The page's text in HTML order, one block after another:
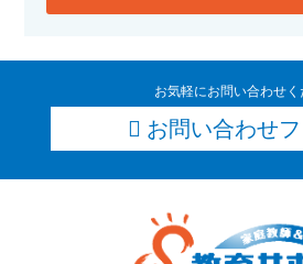
お気軽にお問い合わせく
お問い合わせ